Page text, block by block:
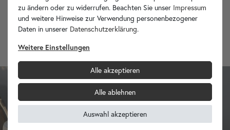
Waschbecken Reinigungs- und Polierpaste 125 ml
zu ändern oder zu widerrufen. Beachten Sie unser Impressum
und weitere Hinweise zur Verwendung personenbezogener
Daten in unserer Daten­schutz­erklärung.
Weitere Einstellungen
Alle akzeptieren
Alle ablehnen
Auswahl akzeptieren